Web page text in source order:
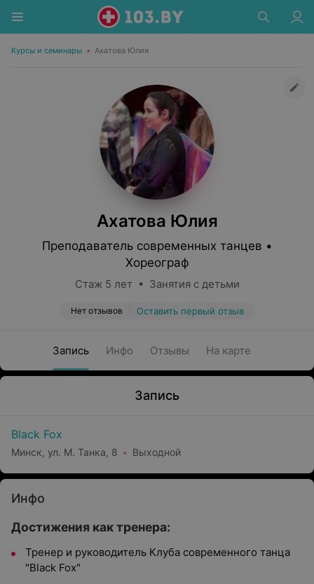
Курсы и семинары • Ахатова Юлия
Ахатова Юлия
Преподаватель современных танцев •
Хореограф
Стаж 5 лет • Занятия с детьми
Нет отзывов Оставить первый отзыв
Запись Инфо Отзывы На карте
Запись
Black Fox
Минск, ул. М. Танка, 8 Выходной
Инфо
Достижения как тренера:
Тренер и руководитель Клуба современного танца
"Black Fox"